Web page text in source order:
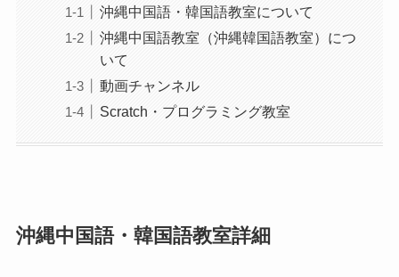
沖縄中国語・韓国語教室について
沖縄中国語教室（沖縄韓国語教室）につ
いて
動画チャンネル
Scratch・プログラミング教室
沖縄中国語・韓国語教室詳細